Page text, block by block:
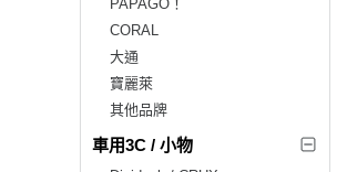
PAPAGO！
CORAL
大通
寶麗萊
其他品牌
車用3C / 小物